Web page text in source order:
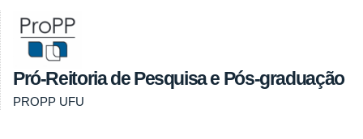
Pró-Reitoria de Pesquisa e Pós-graduação
PROPP UFU